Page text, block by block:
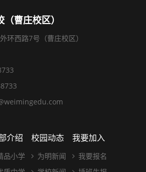
曹庄校区）
环西路7号（曹庄校区）
介绍
品小学
校园动态
为明新闻
我要加入
我要报名